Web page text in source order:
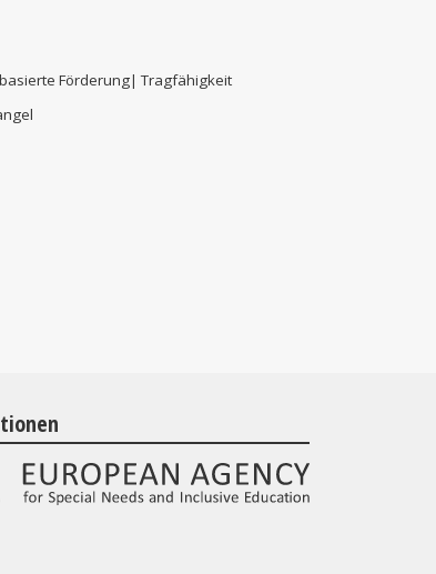
Förderung| Tragfähigkeit